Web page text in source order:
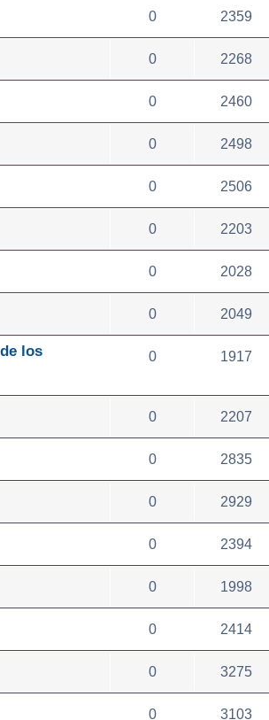
0 2359
0 2268
0 2460
0 2498
0 2506
0 2203
0 2028
0 2049
los
0 1917
0 2207
0 2835
0 2929
0 2394
0 1998
0 2414
0 3275
0 3103